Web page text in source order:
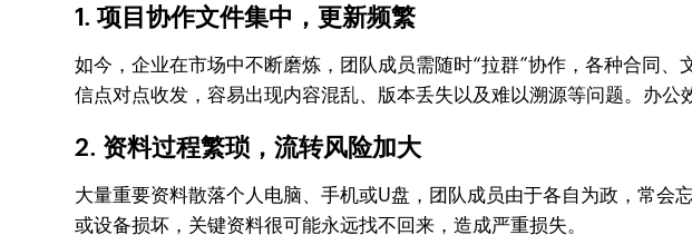
1. 项目协作文件集中，更新频繁
如今，企业在市场中不断磨炼，团队成员需随时“拉群”协作，各种合同
信点对点收发，容易出现内容混乱、版本丢失以及难以溯源等问题。办公
2. 资料过程繁琐，流转风险加大
大量重要资料散落个人电脑、手机或U盘，团队成员由于各自为政，常
或设备损坏，关键资料很可能永远找不回来，造成严重损失。